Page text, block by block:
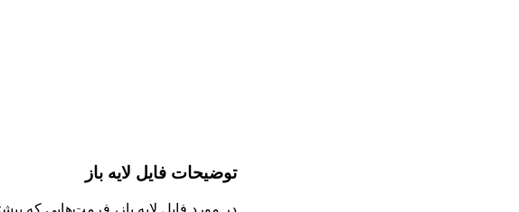
توضیحات فایل لایه باز